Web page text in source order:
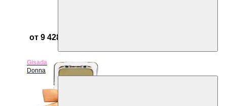
от 9 428 ₽
Gisada
Donna